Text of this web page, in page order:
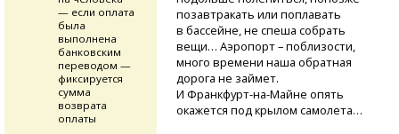
позавтракать или поплавать
в бассейне, не спеша собрать
вещи… Аэропорт – поблизости,
много времени наша обратная
дорога не займет.
И Франкфурт-на-Майне опять
окажется под крылом самолета…
— если оплата
была
выполнена
банковским
переводом —
фиксируется
сумма
возврата
оплаты